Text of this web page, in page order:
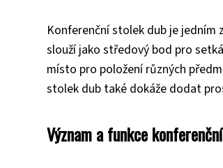
Konferenční stolek dub je
slouží jako středový bod pro
místo pro položení různých
stolek dub také dokáže dodat
Význam a funkce